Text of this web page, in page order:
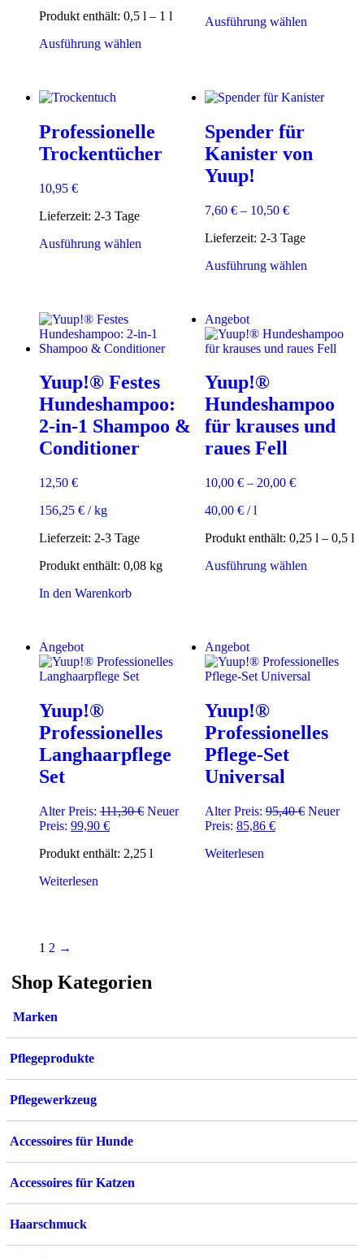
Produkt enthält: 0,5 l – 1 l
Ausführung wählen
Die
können
Ausführung wählenDieses
auf.
auf
Professionelle
Trockentücher
10,95 €
Lieferzeit: 2-3 Tage
Ausführung wählen
Die
Optionen
auf
der
Produktseite
gewählt
werden
Spender für
Kanister von
Yuup!
7,60 €– 10,50 €
Lieferzeit: 2-3 Tage
Ausführung wählenDieses
auf.
Die
der
Yuup!® Festes
Hundeshampoo:
2-in-1 Shampoo &
Conditioner
12,50 €
156,25 € /kg
Lieferzeit: 2-3 Tage
Produkt enthält: 0,08 kg
In den Warenkorb
Angebot
Yuup!®
Hundeshampoo
für krauses und
raues Fell
10,00 €– 20,00 €
40,00 €/l
Produkt enthält: 0,25 l – 0,5 l
Ausführung wählenDieses
Optionen
können
gewählt
Angebot
Yuup!®
Professionelles
Langhaarpflege
Set
Alter Preis: 111,30€ Ursprünglicher
111,30 €
Neuer
Preis: 99,90 €Aktueller
ist:
Produkt enthält: 2,25 l
Weiterlesen
Angebot
Yuup!®
Professionelles
Pflege-Set
Universal
Alter Preis: 95,40€ Neuer
Preis: 85,86 €Aktueller
Weiterlesen
1 2 →
Shop Kategorien
Marken
Pflegeprodukte
Pflegewerkzeug
Accessoires für Hunde
Accessoires für Katzen
Haarschmuck